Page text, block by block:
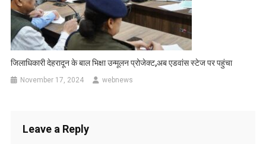
जिलाधिकारी देहरादून के बाल भिक्षा उन्मूलन प्रोजेक्ट,अब एडवांस स्टेज पर पहुंचा
November 17, 2024 webnews
Leave a Reply